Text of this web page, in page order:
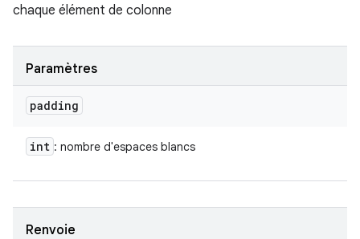
chaque élément de colonne
Paramètres
padding
int : nombre d'espaces blancs
Renvoie